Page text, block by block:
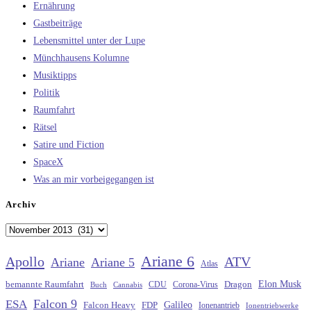
Ernährung
Gastbeiträge
Lebensmittel unter der Lupe
Münchhausens Kolumne
Musiktipps
Politik
Raumfahrt
Rätsel
Satire und Fiction
SpaceX
Was an mir vorbeigegangen ist
Archiv
Archiv
Apollo Ariane Ariane 5 Ariane 6 Atlas ATV
bemannte Raumfahrt Buch Cannabis CDU Corona-Virus Dragon Elon Musk
ESA Falcon 9 Falcon Heavy FDP Galileo Ionenantrieb Ionentriebwerke